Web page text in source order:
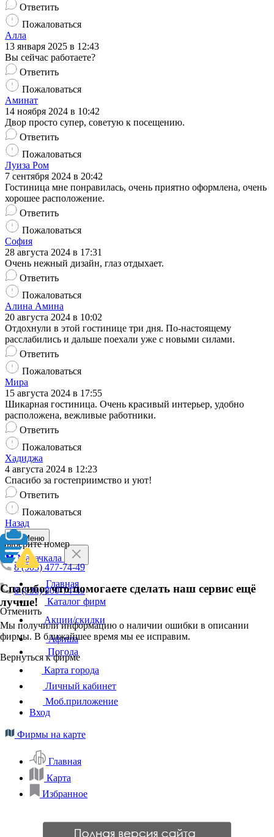
Ответить
Пожаловаться
Алла
13 января 2025 в 12:43
Вы сейчас работаете?
Ответить
Пожаловаться
Аминат
14 ноября 2024 в 10:42
Двор просто супер, советую к посещению.
Ответить
Пожаловаться
Луиза Ром
7 сентября 2024 в 20:42
Гостиница мне понравилась, очень приятно оформлена, очень
хорошее расположение.
Ответить
Пожаловаться
София
28 августа 2024 в 17:31
Очень нежный дизайн, глаз отдыхает.
Ответить
Пожаловаться
Алина Амина
20 августа 2024 в 10:02
Отдохнули в этой гостинице три дня. По-настоящему
расслабились и дальше поехали уже с новыми силами.
Ответить
Пожаловаться
Мира
15 августа 2024 в 17:55
Шикарная гостиница. Очень красивый интерьер, удобно
расположена, вежливые работники.
Ответить
Пожаловаться
Хадиджа
4 августа 2024 в 12:23
Спасибо за гостеприимство и уют!
Ответить
Пожаловаться
Назад
Выберите номер
8 (903) 477-74-49
8 (938) 800-74-49
Отменить
Спасибо, что помогаете сделать наш сервис ещё
лучше!
Мы получили информацию о наличии ошибки в описании
фирмы. В ближайшее время мы ее исправим.
Вернуться к фирме
Меню
Махачкала
Главная
Каталог фирм
Акции/скидки
Афиша
Погода
Карта города
Личный кабинет
Моб.приложение
Вход
Фирмы на карте
Главная
Карта
Избранное